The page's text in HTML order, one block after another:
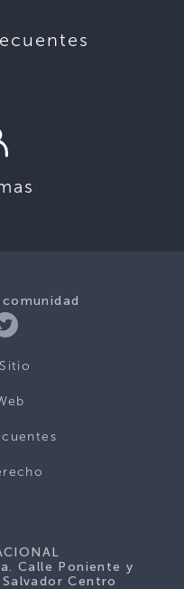
Calle Poniente y
Centro